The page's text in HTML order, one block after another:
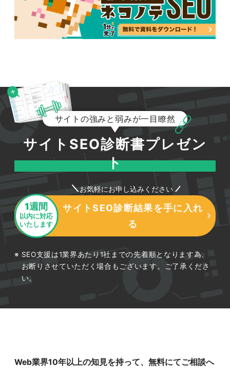
サイトの強みと弱みが一目瞭然
サイトSEO診断書プレゼン
ト
お気軽にお申し込みください
1週間
以内に対応
いたします
サイトSEO診断結果を手に入れ
る
SEO支援は1業界あたり1社までの先着順となります為、
お断りさせていただく場合もございます。ご了承くださ
い。
Web業界10年以上の知見を持って、無料にてご相談へ